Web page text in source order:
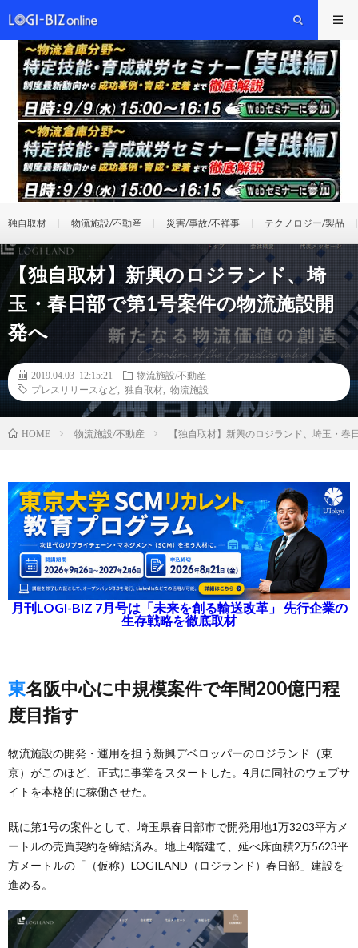
独自取材 物流施設/不動産 災害/事故/不祥事 テクノロジー/製品
【独自取材】新興のロジランド、埼
玉・春日部で第1号案件の物流施設開
発へ
2019.04.03 12:15:21
物流施設/不動産
プレスリリースなど
独自取材 物流施設
HOME 物流施設/不動産 【独自取材】新興のロジランド、埼玉・
月刊LOGI-BIZ 7月号は「未来を創る輸送改革」 先行企業の
生存戦略を徹底取材
東名阪中心に中規模案件で年間200億円程
度目指す
物流施設の開発・運用を担う新興デベロッパーのロジランド（東
京）がこのほど、正式に事業をスタートした。4月に同社のウェブサ
イトを本格的に稼働させた。
既に第1号の案件として、埼玉県春日部市で開発用地1万3203平方メ
ートルの売買契約を締結済み。地上4階建て、延べ床面積2万5623平
方メートルの「（仮称）LOGILAND（ロジランド）春日部」建設を
進める。